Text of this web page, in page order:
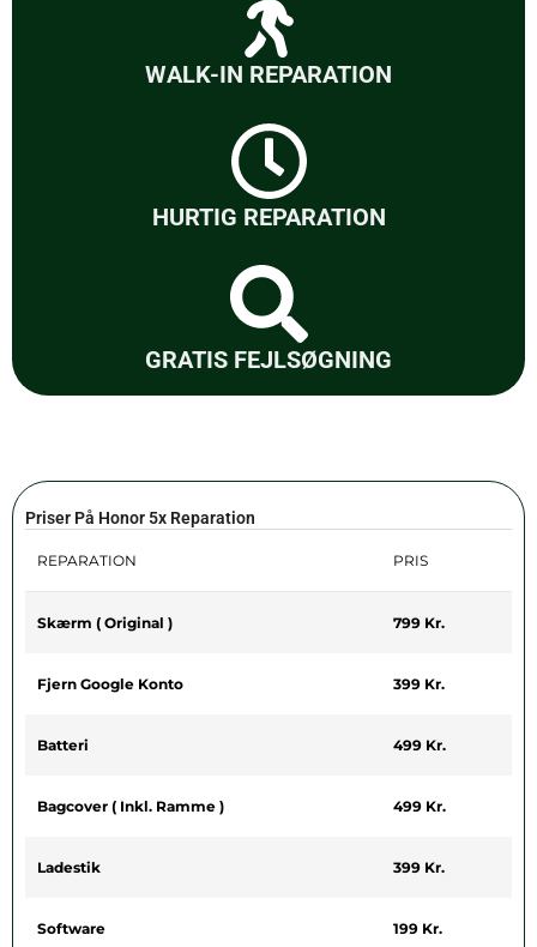
WALK-IN REPARATION
HURTIG REPARATION
GRATIS FEJLSØGNING
Priser På Honor 5x Reparation
REPARATION PRIS
Skærm ( Original ) 799 Kr.
Fjern Google Konto 399 Kr.
Batteri 499 Kr.
Bagcover ( Inkl. Ramme ) 499 Kr.
Ladestik 399 Kr.
Software 199 Kr.